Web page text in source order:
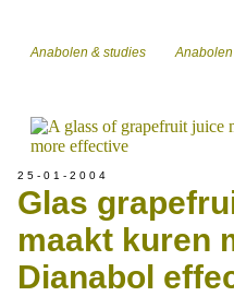
Anabolen & studies
2 5 - 0 1 - 2 0 0 4
Glas
maakt kuren
Dianabol